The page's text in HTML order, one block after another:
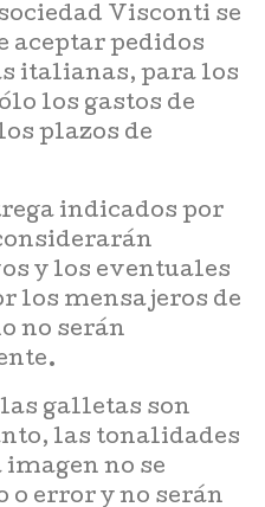
Visconti se
aceptar pedidos
italianas, para los
los gastos de
plazos de
indicados por
y los eventuales
los mensajeros de
no serán
galletas son
las tonalidades
no se
o error y no serán